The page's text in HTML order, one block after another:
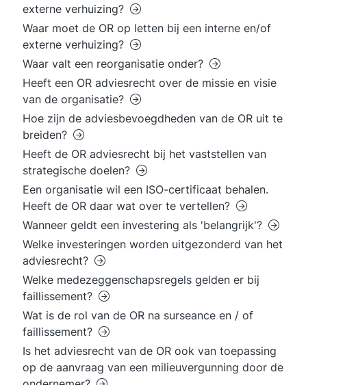
externe verhuizing?
Waar moet de OR op letten bij een interne en/of
externe verhuizing?
Waar valt een reorganisatie onder?
Heeft een OR adviesrecht over de missie en visie
van de organisatie?
Hoe zijn de adviesbevoegdheden van de OR uit te
breiden?
Heeft de OR adviesrecht bij het vaststellen van
strategische doelen?
Een organisatie wil een ISO-certificaat behalen.
Heeft de OR daar wat over te vertellen?
Wanneer geldt een investering als 'belangrijk'?
Welke investeringen worden uitgezonderd van het
adviesrecht?
Welke medezeggenschapsregels gelden er bij
faillissement?
Wat is de rol van de OR na surseance en / of
faillissement?
Is het adviesrecht van de OR ook van toepassing
op de aanvraag van een milieuvergunning door de